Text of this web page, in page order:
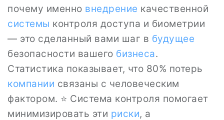
почему именно внедрение качественной
системы контроля доступа и биометрии
— это сделанный вами шаг в будущее
безопасности вашего бизнеса.
Статистика показывает, что 80% потерь
компании связаны с человеческим
фактором. ⭐ Система контроля помогает
минимизировать эти риски, а